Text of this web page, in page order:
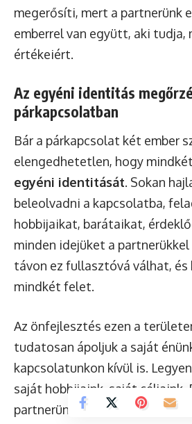
megerősíti, mert a partnerünk
emberrel van együtt, aki tudja,
értékeiért.
Az egyéni identitás
párkapcsolatban
Bár a párkapcsolat két ember
elengedhetetlen, hogy
egyéni identitását. Sokan
beleolvadni a kapcsolatba,
hobbijaikat, barátaikat,
minden idejüket a
távon ez fullasztóvá válhat,
mindkét felet.
Az önfejlesztés ezen a
tudatosan ápoljuk a saját
kapcsolatunkon kívül is.
saját hobbijaink, saját céljaink.
partnerünk iránti